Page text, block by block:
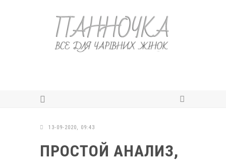
13-09-2020, 09:43
ПРОСТОЙ АНАЛИЗ,